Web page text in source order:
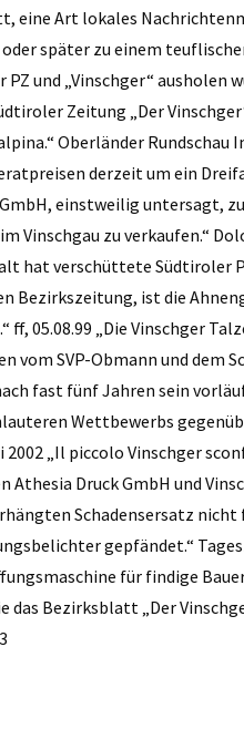
eine Art lokales
oder später zu einem
und „Vinschger“ ausholen
Zeitung „Der
Oberländer
derzeit um ein
einstweilig untersagt,
Vinschgau zu verkaufen.“
hat verschüttete Südtiroler
Bezirkszeitung, ist die
ff, 05.08.99 „Die Vinschger
vom SVP-Obmann und dem
fast fünf Jahren sein
Wettbewerbs
„Il piccolo Vinschger
Druck GmbH und
Schadensersatz
gepfändet.“
für findige
das Bezirksblatt „Der